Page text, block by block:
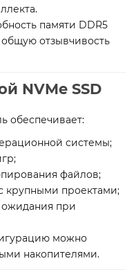
памяти DDR5
отзывчивость
NVMe SSD
обеспечивает:
системы;
файлов;
крупными проектами;
при
можно
накопителями.